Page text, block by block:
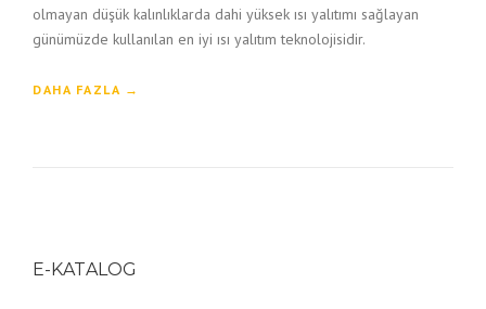
olmayan düşük kalınlıklarda dahi yüksek ısı yalıtımı sağlayan
günümüzde kullanılan en iyi ısı yalıtım teknolojisidir.
DAHA FAZLA “
T
→
E-KATALOG